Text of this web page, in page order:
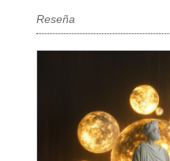
Reseña